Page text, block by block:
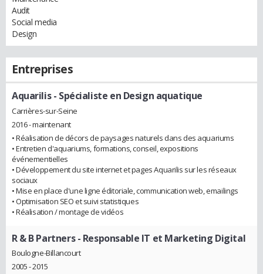
Audit
Social media
Design
Entreprises
Aquarilis- Spécialiste en Design aquatique
Carrières-sur-Seine
2016 - maintenant
• Réalisation de décors de paysages naturels dans des aquariums
• Entretien d'aquariums, formations, conseil, expositions
événementielles
• Développement du site internet et pages Aquarilis sur les réseaux
sociaux
• Mise en place d'une ligne éditoriale, communication web, emailings
• Optimisation SEO et suivi statistiques
• Réalisation / montage de vidéos
R & B Partners- Responsable IT et Marketing Digital
Boulogne-Billancourt
2005 - 2015